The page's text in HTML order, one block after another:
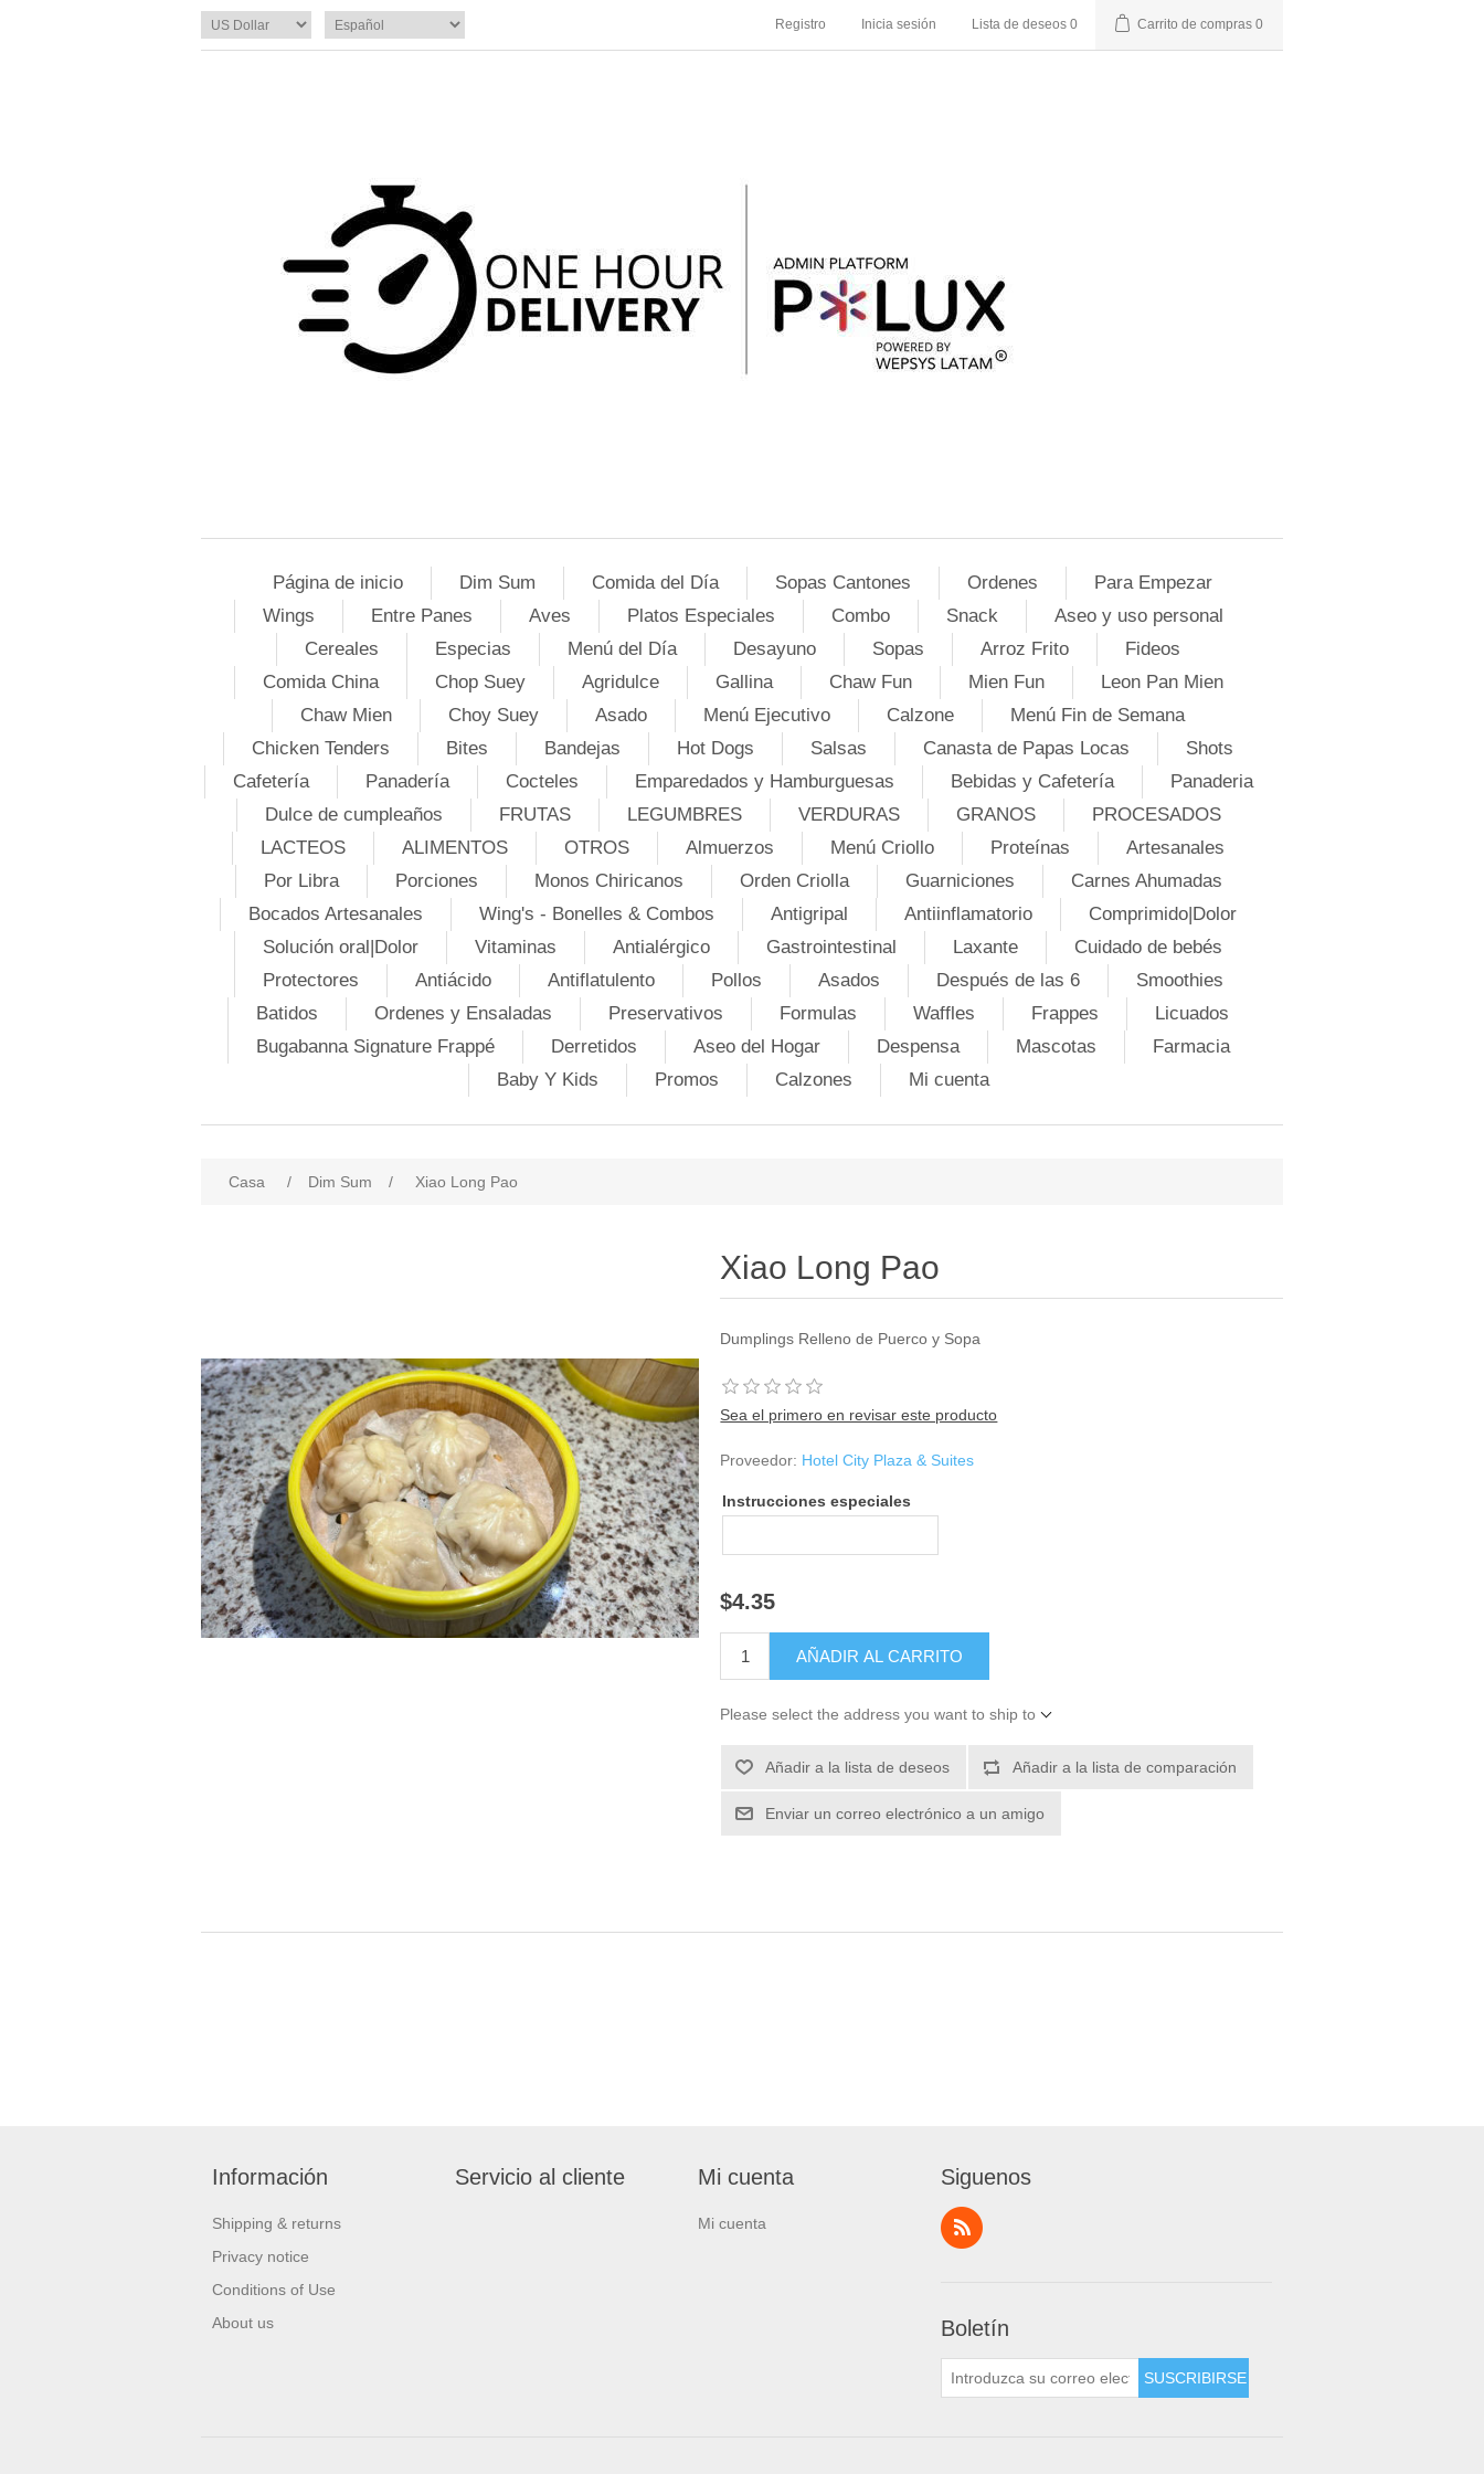
Registro Inicia sesión Lista de deseos 0 Carrito de compras 0
Página de inicio Dim Sum Comida del Día Sopas Cantones Ordenes
Para Empezar
Wings
Entre Panes Aves Platos Especiales Combo Snack
Aseo y uso personal
Cereales
Especias Menú del Día Desayuno Sopas Arroz Frito
Fideos
Comida China
Chop Suey Agridulce Gallina Chaw Fun Mien Fun
Leon Pan Mien
Chaw Mien
Choy Suey Asado Menú Ejecutivo Calzone
Menú Fin de Semana
Chicken Tenders
Bites Bandejas Hot Dogs Salsas Canasta de Papas Locas
Shots
Cafetería
Panadería Cocteles Emparedados y Hamburguesas Bebidas y Cafetería
Panaderia
Dulce de cumpleaños
FRUTAS LEGUMBRES VERDURAS GRANOS
PROCESADOS
LACTEOS
ALIMENTOS OTROS Almuerzos Menú Criollo Proteínas
Artesanales
Por Libra
Porciones Monos Chiricanos Orden Criolla Guarniciones
Carnes Ahumadas
Bocados Artesanales
Wing's - Bonelles & Combos Antigripal Antiinflamatorio
Comprimido|Dolor
Solución oral|Dolor
Vitaminas Antialérgico Gastrointestinal Laxante
Cuidado de bebés
Protectores
Antiácido Antiflatulento Pollos Asados Después de las 6
Smoothies
Batidos
Ordenes y Ensaladas Preservativos Formulas Waffles Frappes
Licuados
Bugabanna Signature Frappé
Derretidos Aseo del Hogar Despensa Mascotas
Farmacia
Baby Y Kids
Promos Calzones Mi cuenta
Casa / Dim Sum / Xiao Long Pao
Xiao Long Pao
Dumplings Relleno de Puerco y Sopa
Sea el primero en revisar este producto
Proveedor: Hotel City Plaza & Suites
Instrucciones especiales
$4.35
Please select the address you want to ship to
Información
Shipping & returns
Privacy notice
Conditions of Use
About us
Servicio al cliente Mi cuenta
Mi cuenta
Siguenos
Boletín